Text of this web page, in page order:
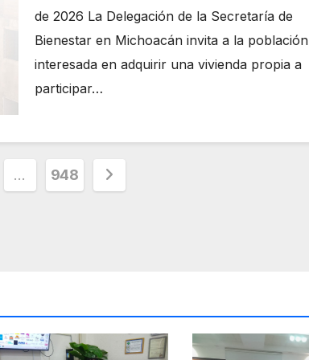
de 2026 La Delegación de la Secretaría de
Bienestar en Michoacán invita a la población
interesada en adquirir una vivienda propia a
participar…
… 948